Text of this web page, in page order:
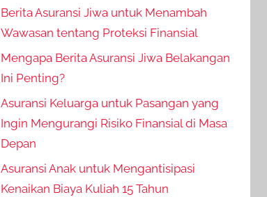
Berita Asuransi Jiwa untuk Menambah
Wawasan tentang Proteksi Finansial
Mengapa Berita Asuransi Jiwa Belakangan
Ini Penting?
Asuransi Keluarga untuk Pasangan yang
Ingin Mengurangi Risiko Finansial di Masa
Depan
Asuransi Anak untuk Mengantisipasi
Kenaikan Biaya Kuliah 15 Tahun